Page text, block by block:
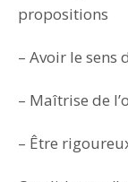
propositions
– Avoir le sens
– Maîtrise de
– Être